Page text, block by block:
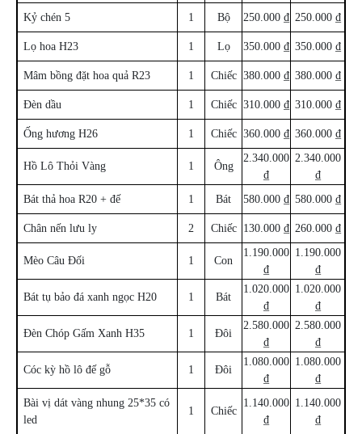
Kỷ chén 5 1 Bộ 250.000 ₫ 250.000 ₫
Lọ hoa H23 1 Lọ 350.000 ₫ 350.000 ₫
Mâm bồng đặt hoa quả R23 1 Chiếc 380.000 ₫ 380.000 ₫
Đèn dầu 1 Chiếc 310.000 ₫ 310.000 ₫
Ống hương H26 1 Chiếc 360.000 ₫ 360.000 ₫
Hồ Lô Thỏi Vàng 1 Ông
2.340.000
₫
2.340.000
₫
Bát thả hoa R20 + đế
1 Bát 580.000 ₫ 580.000 ₫
Chân nến lưu ly 2 Chiếc 130.000 ₫ 260.000 ₫
Mèo Câu Đối 1 Con
1.190.000
₫
1.190.000
₫
Bát tụ bảo đá xanh ngọc H20 1 Bát
1.020.000
₫
1.020.000
₫
Đèn Chóp Gấm Xanh H35 1 Đôi
2.580.000
₫
2.580.000
₫
Cóc kỳ hồ lô đế gỗ 1 Đôi
1.080.000
₫
1.080.000
₫
Bài vị dát vàng nhung 25*35 có
led
1 Chiếc
1.140.000
₫
1.140.000
₫